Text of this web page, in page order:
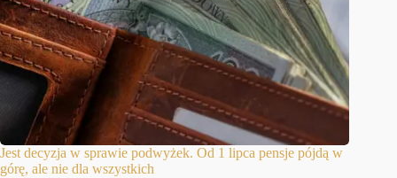
Jest decyzja w sprawie podwyżek. Od 1 lipca pensje pójdą w
górę, ale nie dla wszystkich